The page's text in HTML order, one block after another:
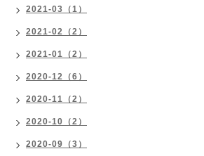
2021-03（1）
2021-02（2）
2021-01（2）
2020-12（6）
2020-11（2）
2020-10（2）
2020-09（3）